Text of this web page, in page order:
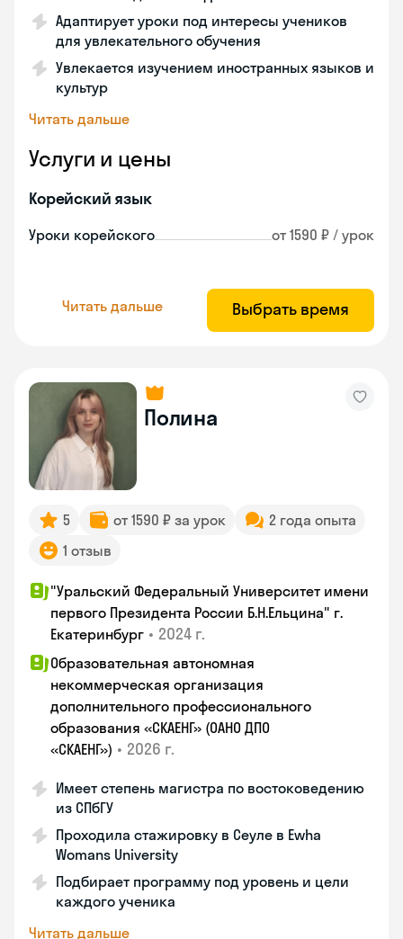
Адаптирует уроки под интересы учеников
для увлекательного обучения
Увлекается изучением иностранных языков и
культур
Читать дальше
Услуги и цены
Корейский язык
Уроки корейского от 1590 ₽ / урок
Читать дальше Выбрать время
Полина
5 от 1590 ₽ за урок
2 года опыта
1 отзыв
"Уральский Федеральный Университет имени
первого Президента России Б.Н.Ельцина" г.
Екатеринбург • 2024 г.
Образовательная автономная
некоммерческая организация
дополнительного профессионального
образования «СКАЕНГ» (ОАНО ДПО
«СКАЕНГ») • 2026 г.
Имеет степень магистра по востоковедению
из СПбГУ
Проходила стажировку в Сеуле в Ewha
Womans University
Подбирает программу под уровень и цели
каждого ученика
Читать дальше